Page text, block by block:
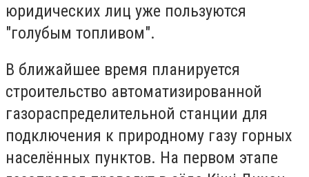
юридических лиц уже пользуются
"голубым топливом".
В ближайшее время планируется
строительство автоматизированной
газораспределительной станции для
подключения к природному газу горных
населённых пунктов. На первом этапе